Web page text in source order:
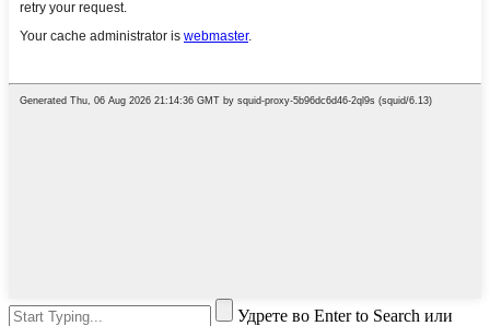
Удрете во Enter to Search или